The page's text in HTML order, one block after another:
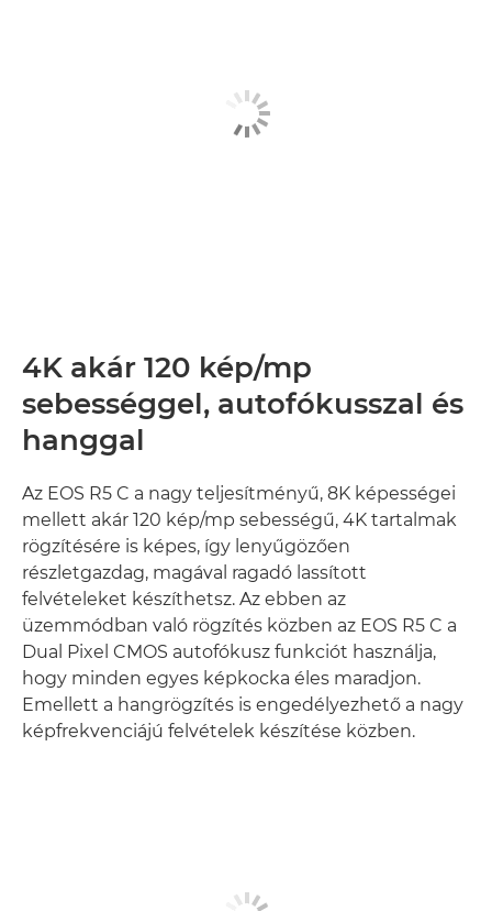
4K akár 120 kép/mp
sebességgel, autofókusszal és
hanggal
Az EOS R5 C a nagy teljesítményű, 8K képességei
mellett akár 120 kép/mp sebességű, 4K tartalmak
rögzítésére is képes, így lenyűgözően
részletgazdag, magával ragadó lassított
felvételeket készíthetsz. Az ebben az
üzemmódban való rögzítés közben az EOS R5 C a
Dual Pixel CMOS autofókusz funkciót használja,
hogy minden egyes képkocka éles maradjon.
Emellett a hangrögzítés is engedélyezhető a nagy
képfrekvenciájú felvételek készítése közben.